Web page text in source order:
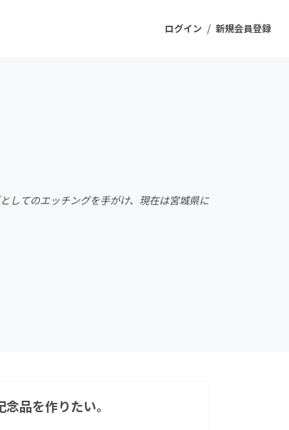
ログイン / 新規会員登録
ファッション
してのエッチングを手がけ、現在は宮城県に
品を作りたい。